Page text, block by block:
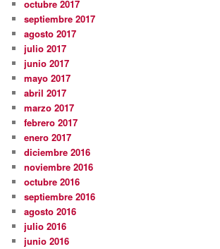
octubre 2017
septiembre 2017
agosto 2017
julio 2017
junio 2017
mayo 2017
abril 2017
marzo 2017
febrero 2017
enero 2017
diciembre 2016
noviembre 2016
octubre 2016
septiembre 2016
agosto 2016
julio 2016
junio 2016